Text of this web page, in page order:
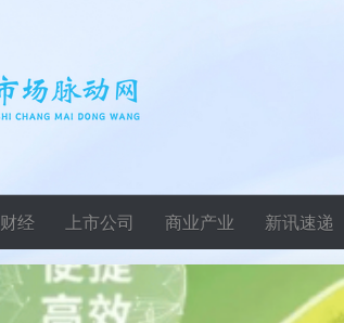
财经 上市公司 商业产业 新讯速递